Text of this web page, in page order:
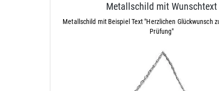
Metallschild mit Wunschtext
Metallschild mit Beispiel Text "Herzlichen Glückwunsch
Prüfung"